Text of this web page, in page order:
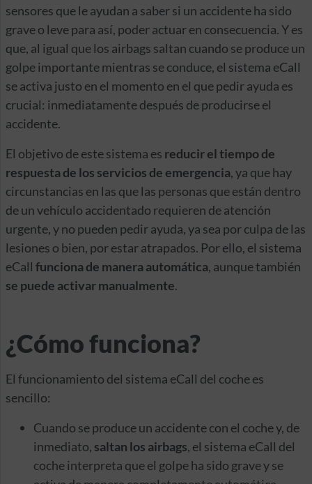
sensores que le ayudan a saber si un accidente ha sido
grave o leve para así, poder actuar en consecuencia. Y es
que, al igual que los airbags saltan cuando se produce un
golpe importante mientras se conduce, el sistema eCall
se activa justo en el momento en el que pedir ayuda es
crucial: inmediatamente después de producirse el
accidente.
El objetivo de este sistema es reducir el tiempo de
respuesta de los servicios de emergencia, ya que hay
circunstancias en las que las personas que están dentro
de un vehículo accidentado requieren de atención
urgente, y no pueden pedir ayuda, ya sea por culpa de las
lesiones o bien, por estar atrapados. Por ello, el sistema
eCall funciona de manera automática, aunque también
se puede activar manualmente.
¿Cómo funciona?
El funcionamiento del sistema eCall del coche es
sencillo:
Cuando se produce un accidente con el coche y, de
inmediato, saltan los airbags, el sistema eCall del
coche interpreta que el golpe ha sido grave y se